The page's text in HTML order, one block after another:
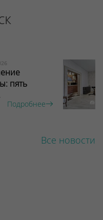
пять
Подробнее
Все новости